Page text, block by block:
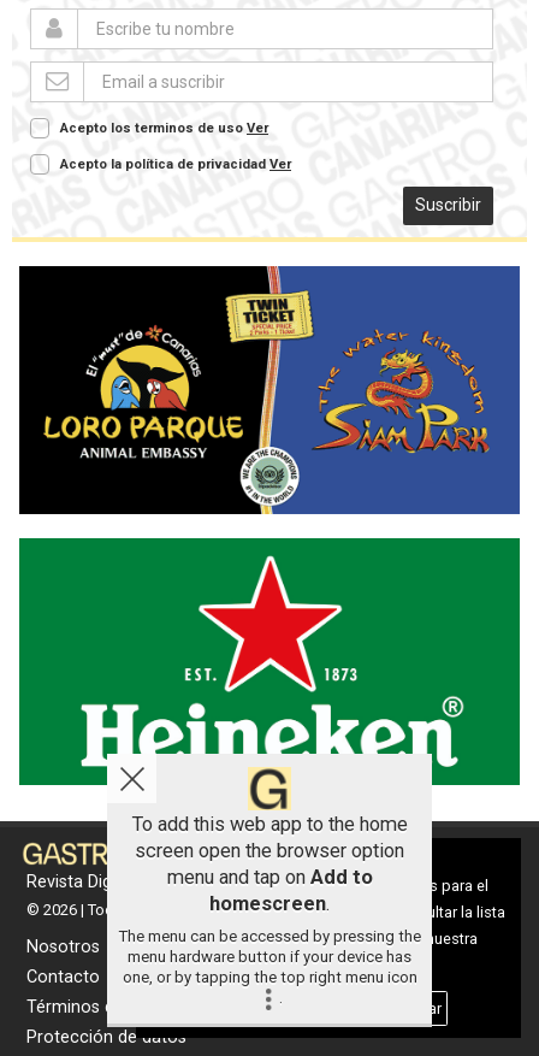
Acepto los terminos de uso Ver
Acepto la política de privacidad Ver
Suscribir
Revista Digital de gastronomía
© 2026 | Todos los derechos reservados
Nosotros
Contacto
Términos de uso
Protección de datos
To add this web app to the home
screen open the browser option
menu and tap on Add to
homescreen.
The menu can be accessed by pressing the
menu hardware button if your device has
one, or by tapping the top right menu icon
.
Aviso sobre el Uso de cookies:
Utilizamos cookies nuestras y de terceros para el
funcionamiento del digital. Puedes consultar la lista
de cookies y como desconectarlas. Ver nuestra
Política de Privacidad y Cookies
Aceptar Cookies Personalizar